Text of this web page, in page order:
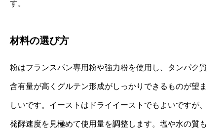
す。
材料の選び方
粉はフランスパン専用粉や強力粉を使用し、タンパク質
含有量が高くグルテン形成がしっかりできるものが望ま
しいです。イーストはドライイーストでもよいですが、
発酵速度を見極めて使用量を調整します。塩や水の質も